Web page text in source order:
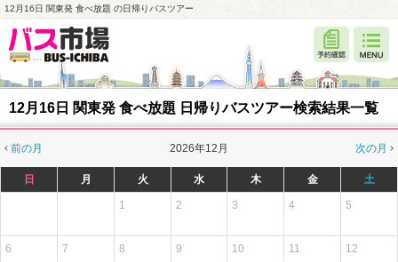
12月16日 関東発 食べ放題 の日帰りバスツアー
12月16日 関東発 食べ放題 日帰りバスツアー検索結果一覧
前の月 次の月
2026年12月
日 月 火 水 木 金 土
1 2 3 4 5
6 7 8 9 10 11 12